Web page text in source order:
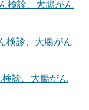
検診、大腸がん
検診、大腸がん
診、大腸がん